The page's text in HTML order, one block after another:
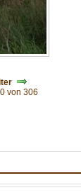
von 306